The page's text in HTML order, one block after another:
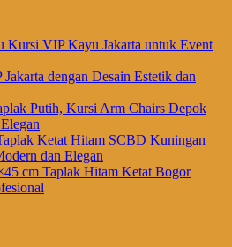
Kursi VIP Kayu Jakarta untuk Event
dengan Desain Estetik dan
Putih, Kursi Arm Chairs Depok
Ketat Hitam SCBD Kuningan
dan Elegan
cm Taplak Hitam Ketat Bogor